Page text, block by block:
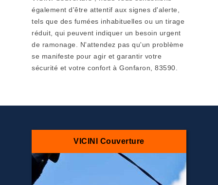
également d'être attentif aux signes d'alerte,
tels que des fumées inhabituelles ou un tirage
réduit, qui peuvent indiquer un besoin urgent
de ramonage. N'attendez pas qu'un problème
se manifeste pour agir et garantir votre
sécurité et votre confort à Gonfaron, 83590.
VICINI Couverture